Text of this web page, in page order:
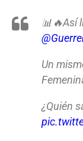
📊🔥Así
Un
¿Quién